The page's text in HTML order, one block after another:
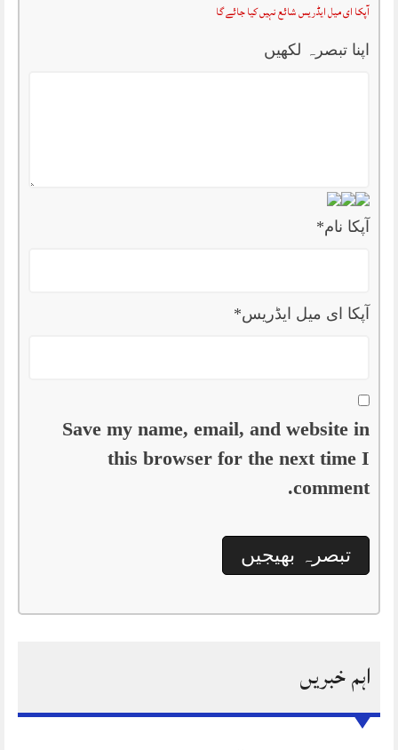
آپکا ای میل ایڈریس شائع نہیں کیا جائے گا
اپنا تبصرہ لکھیں
آپکا نام*
آپکا ای میل ایڈریس*
Save my name, email, and website in
this browser for the next time I
comment.
اہم خبریں